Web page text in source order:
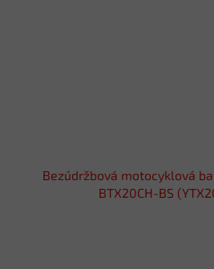
Bezúdržbová motocyklová
BTX20CH-BS